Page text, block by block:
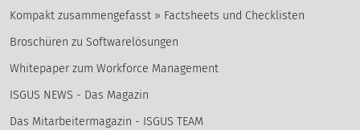
Kompakt zusammengefasst » Factsheets und Checklisten
Broschüren zu Softwarelösungen
Whitepaper zum Workforce Management
ISGUS NEWS - Das Magazin
Das Mitarbeitermagazin - ISGUS TEAM